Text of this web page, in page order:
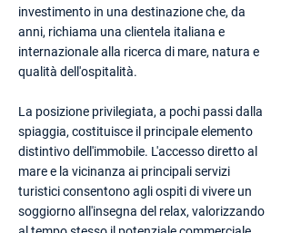
investimento in una destinazione che, da
anni, richiama una clientela italiana e
internazionale alla ricerca di mare, natura e
qualità dell'ospitalità.
La posizione privilegiata, a pochi passi dalla
spiaggia, costituisce il principale elemento
distintivo dell'immobile. L'accesso diretto al
mare e la vicinanza ai principali servizi
turistici consentono agli ospiti di vivere un
soggiorno all'insegna del relax, valorizzando